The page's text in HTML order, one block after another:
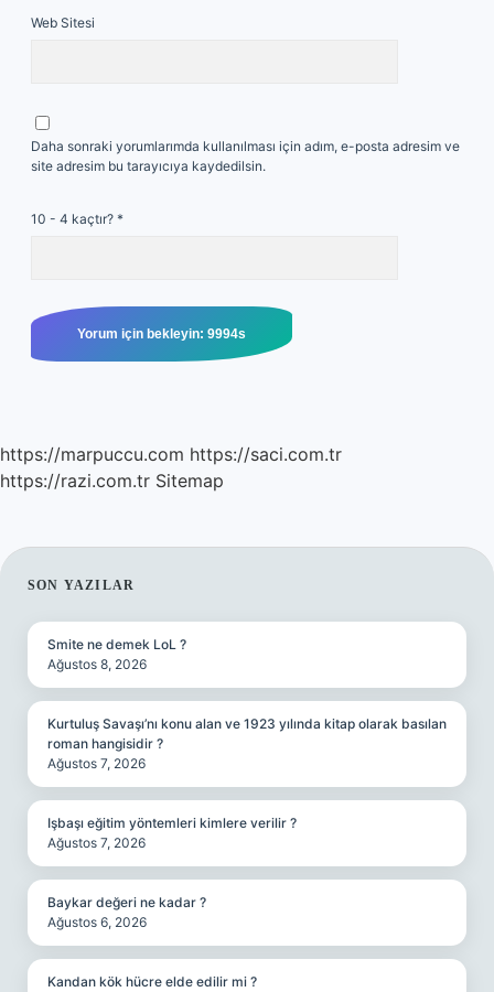
Web Sitesi
Daha sonraki yorumlarımda kullanılması için adım, e-posta adresim ve
site adresim bu tarayıcıya kaydedilsin.
10 - 4 kaçtır? *
https://marpuccu.com https://saci.com.tr
https://razi.com.tr Sitemap
SIDEBAR
SON YAZILAR
Smite ne demek LoL ?
Ağustos 8, 2026
Kurtuluş Savaşı’nı konu alan ve 1923 yılında kitap olarak basılan
roman hangisidir ?
Ağustos 7, 2026
Işbaşı eğitim yöntemleri kimlere verilir ?
Ağustos 7, 2026
Baykar değeri ne kadar ?
Ağustos 6, 2026
Kandan kök hücre elde edilir mi ?